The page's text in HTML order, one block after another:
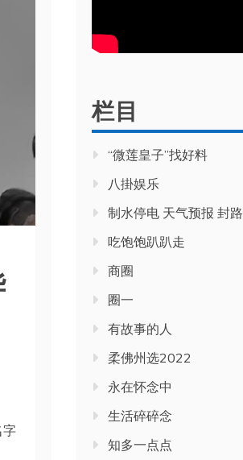
字
栏目
“微莲皇子”找好料
八掛娱乐
制水停电 天气预报 封路
吃饱饱趴趴走
商圈
圈一
有故事的人
柔佛州选2022
永在怀念中
生活碎碎念
知多一点点